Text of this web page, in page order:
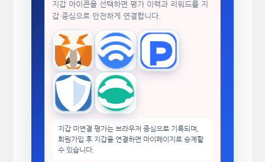
지갑 아이콘을 선택하면 평가 이력과 리워드를 지
갑 중심으로 안전하게 연결합니다.
MetaMask WalletConnectTokenPocket
Trust Wallet imToken
지갑 미연결 평가는 브라우저 중심으로 기록되며,
회원가입 후 지갑을 연결하면 마이페이지로 승계할
수 있습니다.